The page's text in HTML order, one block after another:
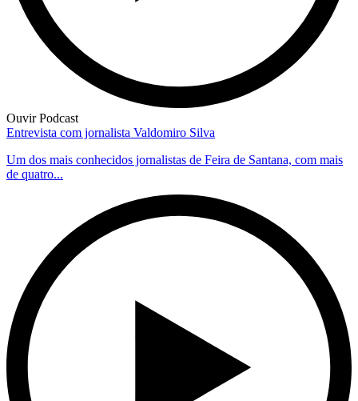
Ouvir Podcast
Entrevista com jornalista Valdomiro Silva
Um dos mais conhecidos jornalistas de Feira de Santana, com mais
de quatro...